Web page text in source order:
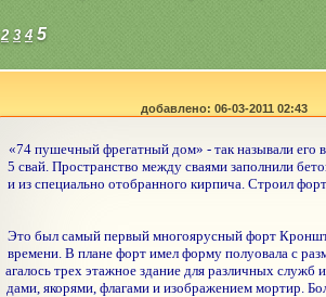
2 3 4 5
добавлено: 06-03-2011 02:43
«74 пушечный фрегатный дом» - так называли его
5 свай. Пространство между сваями заполнили
и из специально отобранного кирпича. Строил
Это был самый первый многоярусный форт
времени. В плане форт имел форму полуовала с
агалось трех этажное здание для различных
дами, якорями, флагами и изображением мортир.